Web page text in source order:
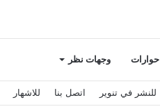
حوارات وجهات نظر
للنشر في تنوير اتصل بنا للاشهار